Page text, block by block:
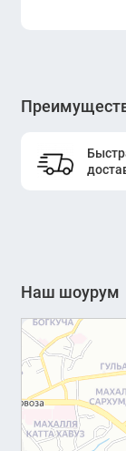
Наш шоурум